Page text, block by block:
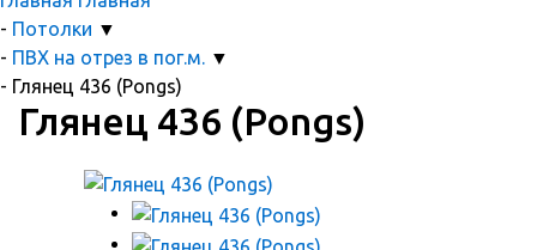
- Потолки ▼
- ПВХ на отрез в пог.м. ▼
- Глянец 436 (Pongs)
Глянец 436 (Pongs)